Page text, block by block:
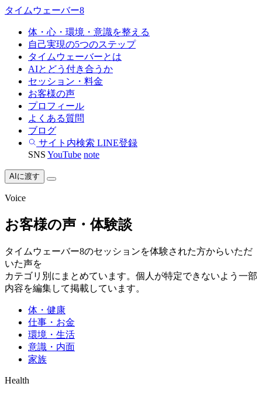
タイムウェーバー8
体・心・環境・意識を整える
自己実現の5つのステップ
タイムウェーバーとは
AIとどう付き合うか
セッション・料金
お客様の声
プロフィール
よくある質問
ブログ
サイト内検索 LINE登録
SNS YouTube note
AIに渡す
Voice
お客様の声・体験談
タイムウェーバー8のセッションを体験された方からいただ
いた声を
カテゴリ別にまとめています。個人が特定できないよう一部
内容を編集して掲載しています。
体・健康
仕事・お金
環境・生活
意識・内面
家族
Health